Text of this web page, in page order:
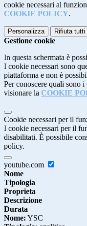
cookie necessari al
COOKIE POLICY.
Personalizza Rifiuta tutti
Gestione cookie
In questa schermata è
I cookie necessari sono
piattaforma e non è
Per conoscere quali sono
visionare la COOKIE
Cookie necessari per il
I cookie necessari per il
disabilitati. È possibile
policy.
youtube.com
Nome
Tipologia
Proprieta
Descrizione
Durata
Nome: YSC